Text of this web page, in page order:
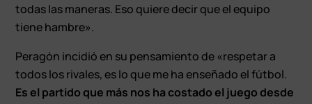
todas las maneras. Eso quiere decir que el equipo
tiene hambre».
Peragón incidió en su pensamiento de «respetar a
todos los rivales, es lo que me ha enseñado el fútbol.
Es el partido que más nos ha costado el juego desde